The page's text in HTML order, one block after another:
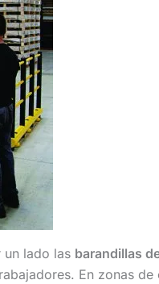
un lado las barandillas
En zonas